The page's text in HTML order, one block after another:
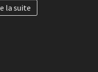
la suite